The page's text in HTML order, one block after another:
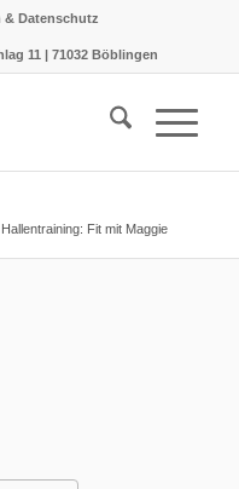
& Datenschutz
11 | 71032 Böblingen
Hallentraining: Fit mit Maggie